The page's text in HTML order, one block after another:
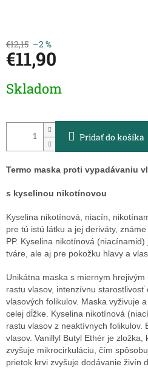
€12,15 –2 %
€11,90
cena:
Skladom
Pridať do košíka
Termo maska proti vypadávaniu
s kyselinou nikotínovou
Kyselina nikotínová, niacín,
pre tú istú látku a jej deriváty,
PP. Kyselina nikotínová
tváre, ale aj pre pokožku hlavy a
Unikátna maska s miernym
rastu vlasov, intenzívnu
vlasových folikulov. Maska vyživuje
celej dĺžke. Kyselina nikotínová
rastu vlasov z neaktívnych folikulov.
vlasov. Vanillyl Butyl Ethér je
zvyšuje mikrocirkuláciu, čím
prietok krvi zvyšuje dodávanie živín